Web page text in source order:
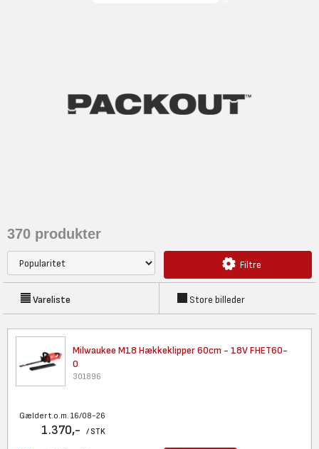
370 produkter
Filtre
Vareliste Store billeder
Milwaukee M18 Hækkeklipper60cm - 18V FHET60-
0
301896
Gælder t.o.m. 16/08-26
1.370,- / STK